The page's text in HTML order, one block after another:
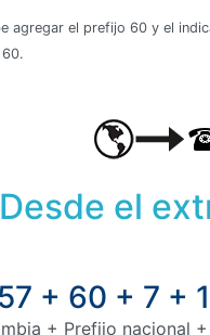
el prefijo 60 y el
Desde el
57 + 60 + 7 +
+ Prefijo nacional